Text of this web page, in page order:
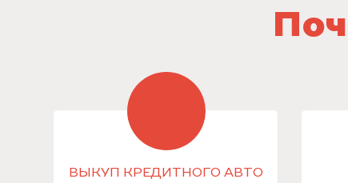
ВЫКУП КРЕДИТНОГО АВТО